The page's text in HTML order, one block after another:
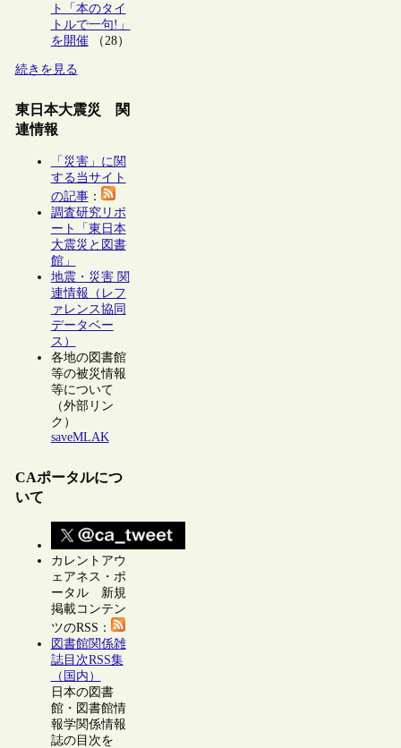
ト「本のタイ
トルで一句!」
を開催（28）
続きを見る
東日本大震災 関
連情報
「災害」に関
する当サイト
の記事：
調査研究リポ
ート「東日本
大震災と図書
館」
地震・災害 関
連情報（レフ
ァレンス協同
データベー
ス）
各地の図書館
等の被災情報
等について
（外部リン
ク）
saveMLAK
CAポータルにつ
いて
カレントアウ
ェアネス・ポ
ータル 新規
掲載コンテン
ツのRSS：
図書館関係雑
誌目次RSS集
（国内）
日本の図書
館・図書館情
報学関係情報
誌の目次を